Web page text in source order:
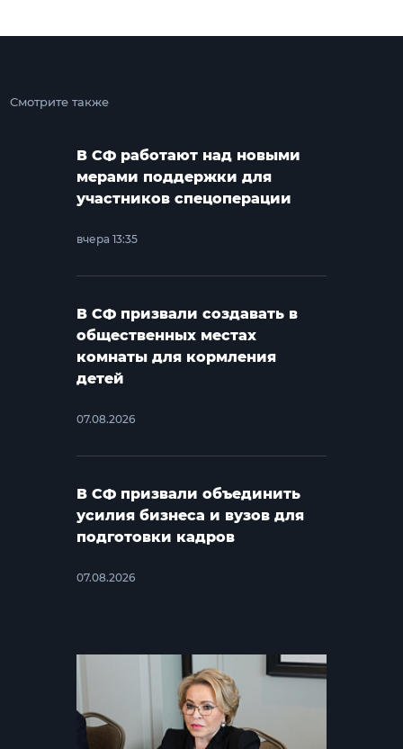
Смотрите также
В СФ работают над новыми
мерами поддержки для
участников спецоперации
вчера 13:35
В СФ призвали создавать в
общественных местах
комнаты для кормления
детей
07.08.2026
В СФ призвали объединить
усилия бизнеса и вузов для
подготовки кадров
07.08.2026